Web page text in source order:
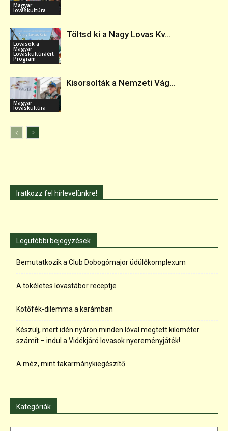
Magyar
lovaskultúra
Lovasok a
Magyar
Lovaskultúráért
Program
Töltsd ki a Nagy Lovas Kv...
Magyar
lovaskultúra
Kisorsolták a Nemzeti Vág...
Iratkozz fel hírlevelünkre!
Legutóbbi bejegyzések
Bemutatkozik a Club Dobogómajor üdülőkomplexum
A tökéletes lovastábor receptje
Kötőfék-dilemma a karámban
Készülj, mert idén nyáron minden lóval megtett kilométer
számít – indul a Vidékjáró lovasok nyereményjáték!
A méz, mint takarmánykiegészítő
Kategóriák
Kategóriák